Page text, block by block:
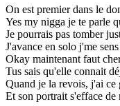
On est premier dans le
Yes my nigga je te parle
Je pourrais pas tomber
J'avance en solo j'me
Okay maintenant faut
Tus sais qu'elle connait
Quand je la revois, j'ai ce
Et son portrait s'efface de